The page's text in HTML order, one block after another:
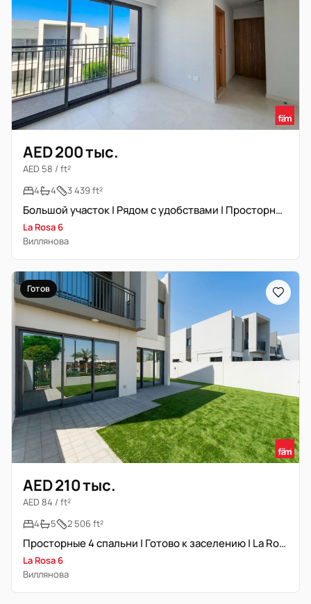
AED 200 тыс.
AED 58 / ft²
4
4 3 439 ft²
Большой участок | Рядом с удобствами | Просторный
La Rosa 6
Виллянова
Готов
AED 210 тыс.
AED 84 / ft²
4
5 2 506 ft²
Просторные 4 спальни | Готово к заселению | La Rosa 6
La Rosa 6
Виллянова